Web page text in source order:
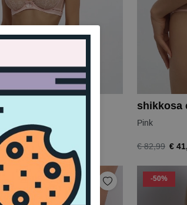
bh shikkosa
Pink
€ 82,99 €
-50%